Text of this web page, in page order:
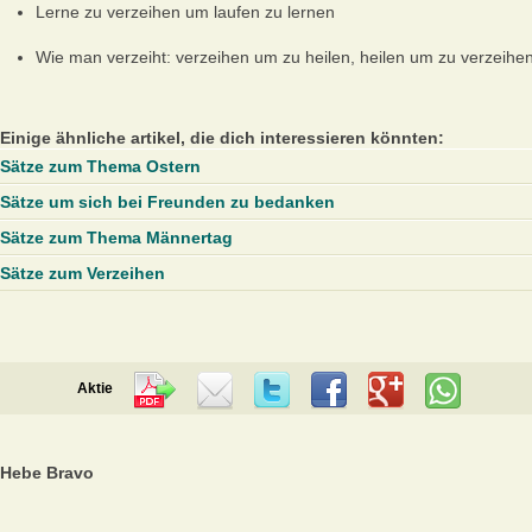
Lerne zu verzeihen um laufen zu lernen
Wie man verzeiht: verzeihen um zu heilen, heilen um zu
Einige ähnliche artikel, die dich interessieren könnten:
Sätze zum Thema Ostern
Sätze um sich bei Freunden zu bedanken
Sätze zum Thema Männertag
Sätze zum Verzeihen
Aktie
Hebe Bravo